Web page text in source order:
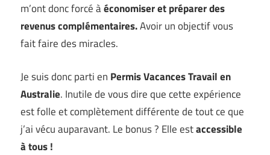
m’ont donc forcé àéconomiser et préparer des
revenus complémentaires.Avoir un objectif vous
fait faire des miracles.
Je suis donc parti en Permis Vacances Travail en
Australie. Inutile de vous dire que cette expérience
est folle et complètement différente de tout ce que
j’ai vécu auparavant. Le bonus ? Elle estaccessible
à tous !